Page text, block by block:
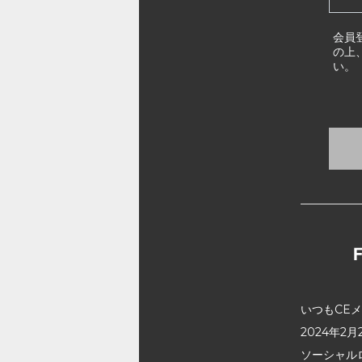
会員
の上
い。
いつもCE
2024年2月
ソーシャ